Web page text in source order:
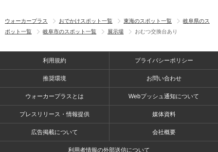
ウォーカープラス おでかけスポット一覧 東海のスポット一覧
岐阜県のス
ポット一覧
岐阜市のスポット一覧 展示場 おむつ交換台あり
利用規約 プライバシーポリシー
推奨環境 お問い合わせ
ウォーカープラスとは Webプッシュ通知について
プレスリリース・情報提供 媒体資料
広告掲載について 会社概要
利用者情報の外部送信について